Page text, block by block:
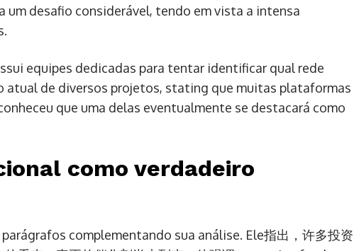
um desafio considerável, tendo em vista a intensa
equipes dedicadas para tentar identificar qual rede
atual de diversos projetos, stating que muitas plataformas
que uma delas eventualmente se destacará como
como verdadeiro
complementando sua análise. Ele指出，许多投资